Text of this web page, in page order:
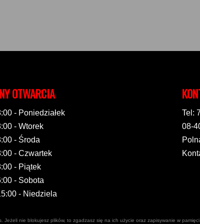
OTWARCIA
- Poniedziałek
- Wtorek
- Środa
- Czwartek
- Piątek
- Sobota
- Niedziela
Tel:
08-
Jeżeli nie blokujesz plików, to zgadzasz się na ich użycie oraz zapisywanie w